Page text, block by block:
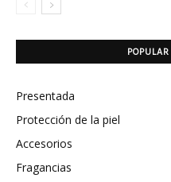
Presentada
Protección de la piel
Accesorios
Fragancias